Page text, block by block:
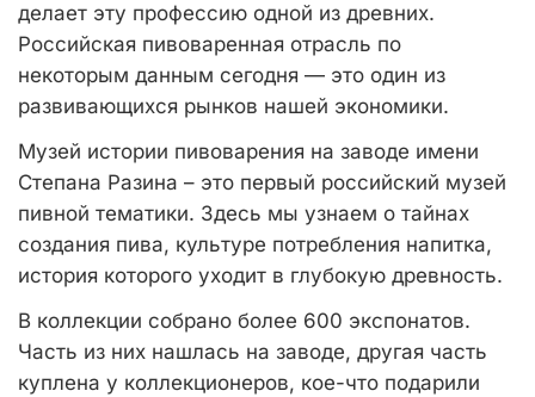
делает эту профессию одной из древних.
Российская пивоваренная отрасль по
некоторым данным сегодня — это один из
развивающихся рынков нашей экономики.
Музей истории пивоварения на заводе имени
Степана Разина – это первый российский музей
пивной тематики. Здесь мы узнаем о тайнах
создания пива, культуре потребления напитка,
история которого уходит в глубокую древность.
В коллекции собрано более 600 экспонатов.
Часть из них нашлась на заводе, другая часть
куплена у коллекционеров, кое-что подарили